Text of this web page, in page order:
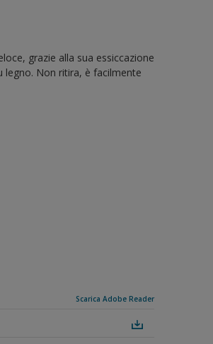
grazie alla sua essiccazione
legno. Non ritira, è facilmente
Scarica Adobe Reader